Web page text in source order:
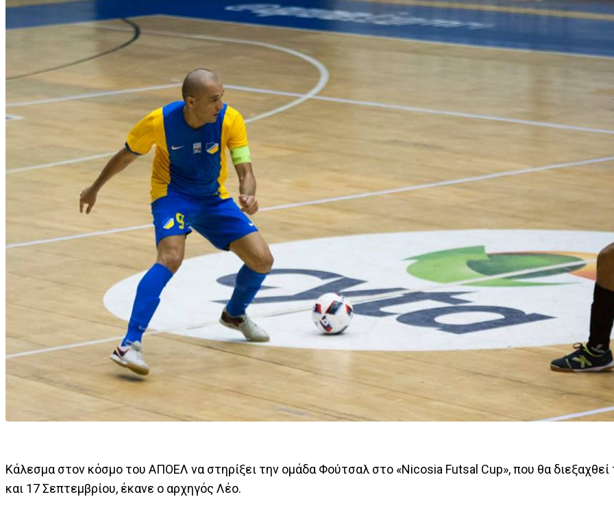
Κάλεσμα στον κόσμο του ΑΠΟΕΛ να στηρίξει την ομάδα Φούτσαλ στο «Nicosia Futsal Cup», που θα διεξαχθεί
και 17 Σεπτεμβρίου, έκανε ο αρχηγός Λέο.